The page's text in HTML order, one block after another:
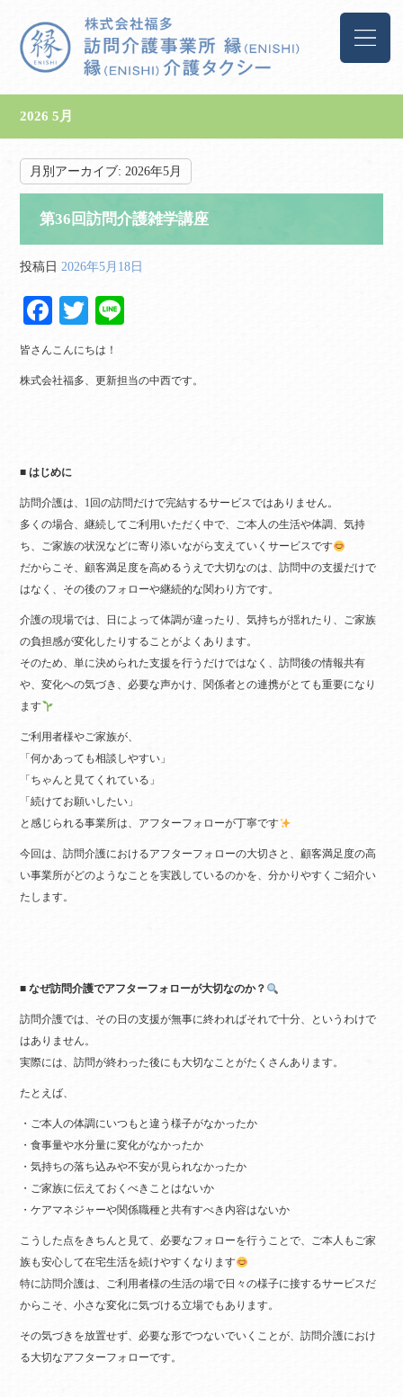
2026 5月
月別アーカイブ:2026年5月
第36回訪問介護雑学講座
投稿日 2026年5月18日
Fa
ce
bo
ok
T
wi
tte
r
皆さんこんにちは！
株式会社福多、更新担当の中西です。
■ はじめに
訪問介護は、1回の訪問だけで完結するサービスではありません。
多くの場合、継続してご利用いただく中で、ご本人の生活や体調、気持
ち、ご家族の状況などに寄り添いながら支えていくサービスです
だからこそ、顧客満足度を高めるうえで大切なのは、訪問中の支援だけで
はなく、その後のフォローや継続的な関わり方です。
介護の現場では、日によって体調が違ったり、気持ちが揺れたり、ご家族
の負担感が変化したりすることがよくあります。
そのため、単に決められた支援を行うだけではなく、訪問後の情報共有
や、変化への気づき、必要な声かけ、関係者との連携がとても重要になり
ます
ご利用者様やご家族が、
「何かあっても相談しやすい」
「ちゃんと見てくれている」
「続けてお願いしたい」
と感じられる事業所は、アフターフォローが丁寧です
今回は、訪問介護におけるアフターフォローの大切さと、顧客満足度の高
い事業所がどのようなことを実践しているのかを、分かりやすくご紹介い
たします。
■ なぜ訪問介護でアフターフォローが大切なのか？
訪問介護では、その日の支援が無事に終わればそれで十分、というわけで
はありません。
実際には、訪問が終わった後にも大切なことがたくさんあります。
たとえば、
・ご本人の体調にいつもと違う様子がなかったか
・食事量や水分量に変化がなかったか
・気持ちの落ち込みや不安が見られなかったか
・ご家族に伝えておくべきことはないか
・ケアマネジャーや関係職種と共有すべき内容はないか
こうした点をきちんと見て、必要なフォローを行うことで、ご本人もご家
族も安心して在宅生活を続けやすくなります
特に訪問介護は、ご利用者様の生活の場で日々の様子に接するサービスだ
からこそ、小さな変化に気づける立場でもあります。
その気づきを放置せず、必要な形でつないでいくことが、訪問介護におけ
る大切なアフターフォローです。